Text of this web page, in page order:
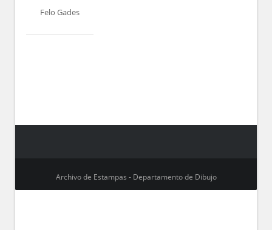
Felo Gades
Archivo de Estampas - Departamento de Dibujo